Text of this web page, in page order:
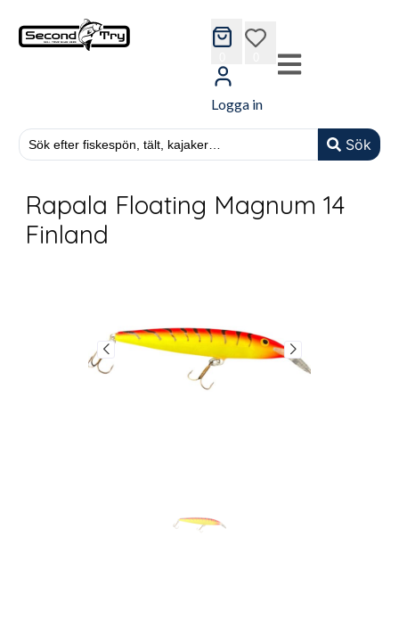
Sök
wishlist
Logga in
Rapala Floating Magnum 14
Finland